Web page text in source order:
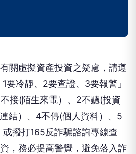
關虛擬資產投資之疑慮，請遵
要冷靜、2要查證、3要報警」
接(陌生來電）、2不聽(投資
結）、4不傳(個人資料）、5
撥打165反詐騙諮詢專線查
，務必提高警覺，避免落入詐